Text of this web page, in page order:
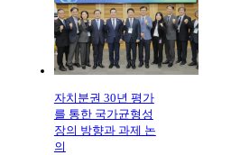
자치분권 30년 평가
를 통한 국가균형성
장의 방향과 과제 논
의